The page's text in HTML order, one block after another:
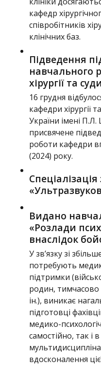
кафедр
співробітників
клінічних баз.
Підведення
навчального
хірургії та
16 грудня
кафедри хірургії
України імені
присвячене
роботи кафедри
(2024) року.
Спеціалізація
Видано
«Розлади
внаслідок
У зв’язку зі
потребують
підтримки
родин, тимчасово
ін.), виникає
підготовці
медико-
самостійно, так і
вдосконалення